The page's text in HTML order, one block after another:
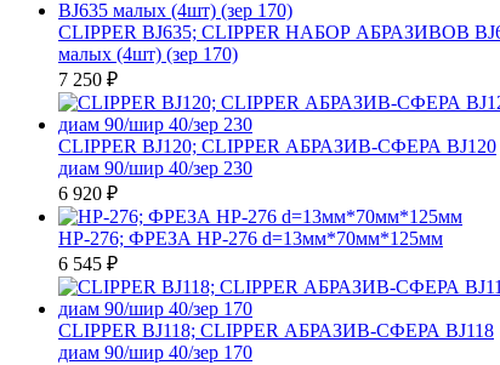
CLIPPER BJ635; CLIPPER НАБОР АБРАЗИВОВ
малых (4шт) (зер 170)
7 250 ₽
CLIPPER BJ120; CLIPPER АБРАЗИВ-СФЕРА BJ120
диам 90/шир 40/зер 230
6 920 ₽
HP-276; ФРЕЗА HP-276 d=13мм*70мм*125мм
6 545 ₽
CLIPPER BJ118; CLIPPER АБРАЗИВ-СФЕРА BJ118
диам 90/шир 40/зер 170